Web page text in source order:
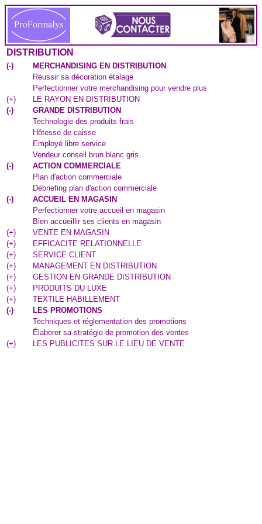
DISTRIBUTION
(-)
MERCHANDISING EN DISTRIBUTION
Réussir sa décoration étalage
Perfectionner votre merchandising pour vendre plus
(+)
LE RAYON EN DISTRIBUTION
(-)
GRANDE DISTRIBUTION
Technologie des produits frais
Hôtesse de caisse
Employé libre service
Vendeur conseil brun blanc gris
(-)
ACTION COMMERCIALE
Plan d'action commerciale
Débriefing plan d'action commerciale
(-)
ACCUEIL EN MAGASIN
Perfectionner votre accueil en magasin
Bien accueillir ses clients en magasin
(+)
VENTE EN MAGASIN
(+)
EFFICACITE RELATIONNELLE
(+)
SERVICE CLIENT
(+)
MANAGEMENT EN DISTRIBUTION
(+)
GESTION EN GRANDE DISTRIBUTION
(+)
PRODUITS DU LUXE
(+)
TEXTILE HABILLEMENT
(-)
LES PROMOTIONS
Techniques et réglementation des promotions
Élaborer sa stratégie de promotion des ventes
(+) LES PUBLICITES SUR LE LIEU DE VENTE